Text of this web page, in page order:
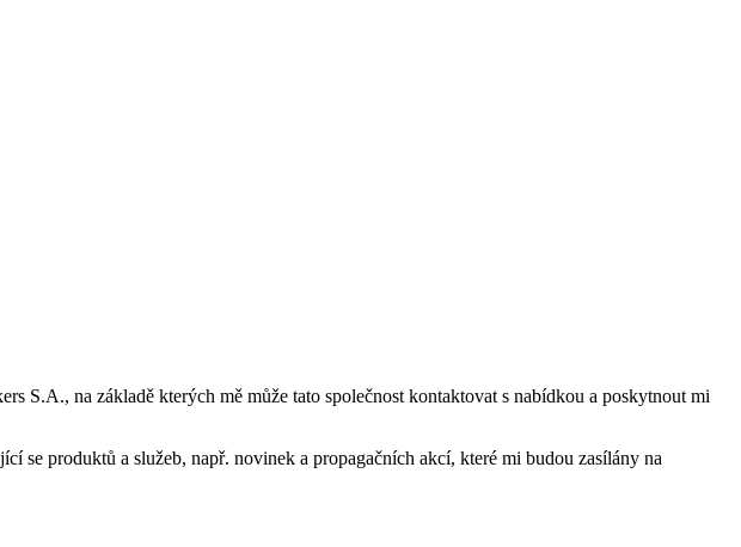
S.A., na základě kterých mě může tato společnost kontaktovat s nabídkou a poskytnout mi
produktů a služeb, např. novinek a propagačních akcí, které mi budou zasílány na